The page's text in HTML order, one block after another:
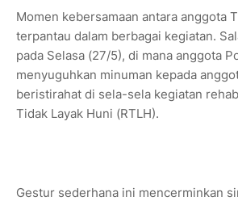
Momen kebersamaan antara anggota
terpantau dalam berbagai kegiatan.
pada Selasa (27/5), di mana anggota
menyuguhkan minuman kepada
beristirahat di sela-sela kegiatan
Tidak Layak Huni (RTLH).
Gestur sederhana ini mencerminkan